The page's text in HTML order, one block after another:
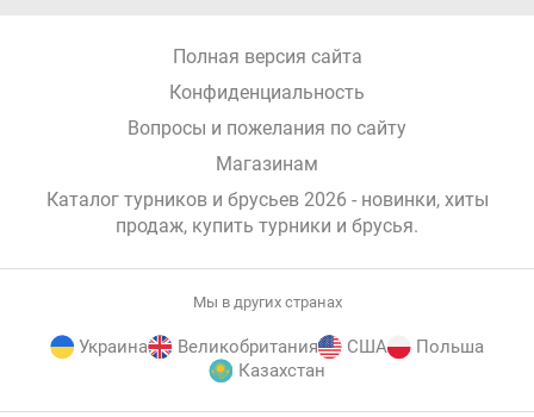
Полная версия сайта
Конфиденциальность
Вопросы и пожелания по сайту
Магазинам
Каталог турников и брусьев 2026 - новинки, хиты
продаж, купить турники и брусья.
Мы в других странах
Украина Великобритания США
Польша
Казахстан